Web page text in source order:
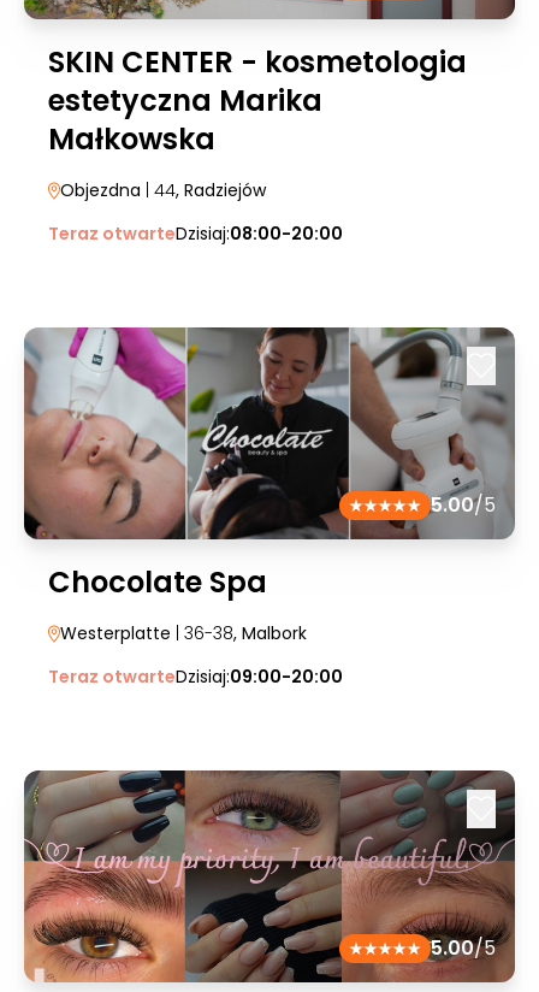
SKIN CENTER - kosmetologia
estetyczna Marika
Małkowska
Objezdna | 44, Radziejów
Teraz otwarteDzisiaj:08:00-20:00
5.00/5
Chocolate Spa
Westerplatte | 36-38, Malbork
Teraz otwarteDzisiaj:09:00-20:00
5.00/5